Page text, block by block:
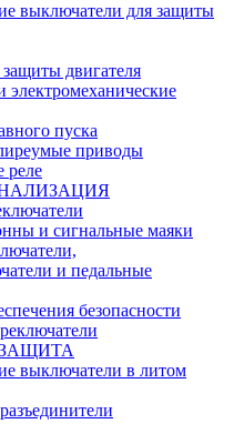
выключатели для защиты
двигателя
электромеханические
пуска
приводы
реле
и сигнальные маяки
и педальные
безопасности
выключатели в литом